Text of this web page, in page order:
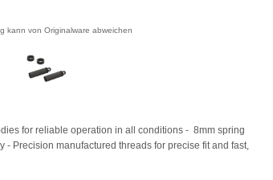
kann von Originalware abweichen
for reliable operation in all conditions - 8mm spring
- Precision manufactured threads for precise fit and fast,